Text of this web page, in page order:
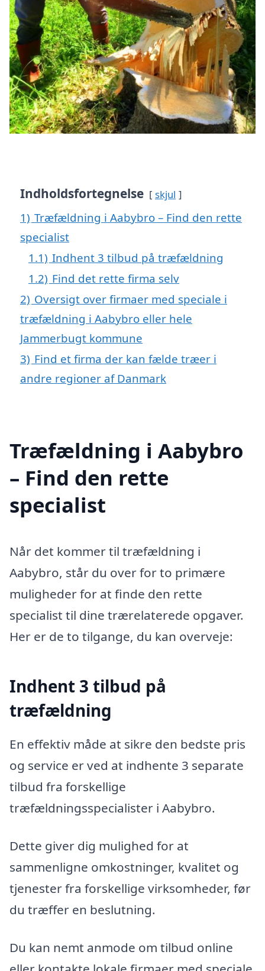
Indholdsfortegnelse skjul
1) Træfældning i Aabybro – Find den rette
specialist
1.1) Indhent 3 tilbud på træfældning
1.2) Find det rette firma selv
2) Oversigt over firmaer med speciale i
træfældning i Aabybro eller hele
Jammerbugt kommune
3) Find et firma der kan fælde træer i
andre regioner af Danmark
Træfældning i Aabybro
– Find den rette
specialist
Når det kommer til træfældning i
Aabybro, står du over for to primære
muligheder for at finde den rette
specialist til dine trærelaterede opgaver.
Her er de to tilgange, du kan overveje:
Indhent 3 tilbud på
træfældning
En effektiv måde at sikre den bedste pris
og service er ved at indhente 3 separate
tilbud fra forskellige
træfældningsspecialister i Aabybro.
Dette giver dig mulighed for at
sammenligne omkostninger, kvalitet og
tjenester fra forskellige virksomheder, før
du træffer en beslutning.
Du kan nemt anmode om tilbud online